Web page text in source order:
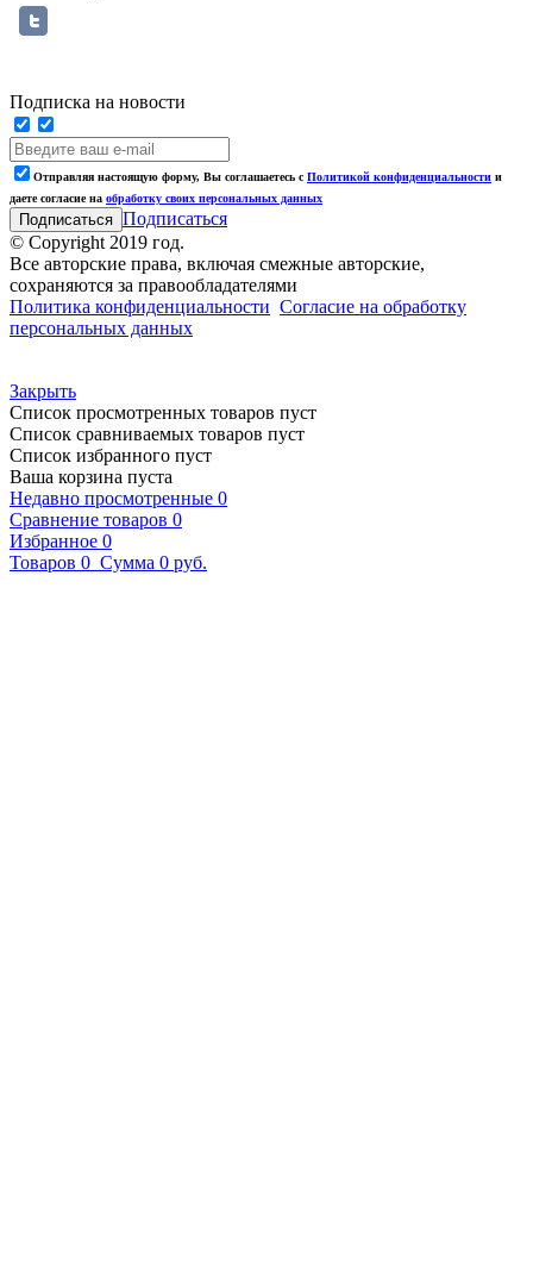
Подписка на новости
Отправляя настоящую форму, Вы соглашаетесь с Политикой конфиденциальности и
даете согласие на обработку своих персональных данных
Подписаться
© Copyright 2019 год.
Все авторские права, включая смежные авторские,
сохраняются за правообладателями
Политика конфиденциальности Согласие на обработку
персональных данных
Закрыть
Список просмотренных товаров пуст
Список сравниваемых товаров пуст
Список избранного пуст
Ваша корзина пуста
Недавно просмотренные 0
Сравнение товаров 0
Избранное 0
Товаров 0 Сумма 0 руб.